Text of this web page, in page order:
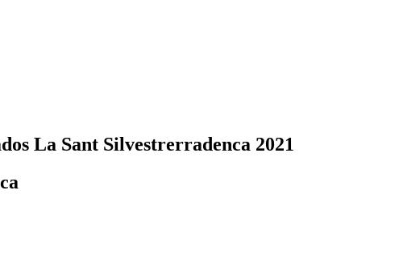
La Sant Silvestrerradenca 2021